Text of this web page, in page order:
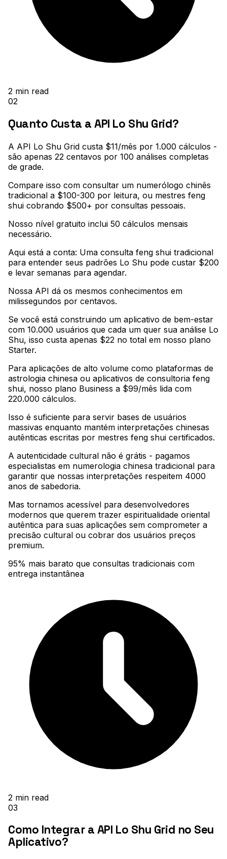
2 min read
02
Quanto Custa a API Lo Shu Grid?
A API Lo Shu Grid custa $11/mês por 1.000 cálculos -
são apenas 22 centavos por 100 análises completas
de grade.
Compare isso com consultar um numerólogo chinês
tradicional a $100-300 por leitura, ou mestres feng
shui cobrando $500+ por consultas pessoais.
Nosso nível gratuito inclui 50 cálculos mensais
necessário.
Aqui está a conta: Uma consulta feng shui tradicional
para entender seus padrões Lo Shu pode custar $200
e levar semanas para agendar.
Nossa API dá os mesmos conhecimentos em
milissegundos por centavos.
Se você está construindo um aplicativo de bem-estar
com 10.000 usuários que cada um quer sua análise Lo
Shu, isso custa apenas $22 no total em nosso plano
Starter.
Para aplicações de alto volume como plataformas de
astrologia chinesa ou aplicativos de consultoria feng
shui, nosso plano Business a $99/mês lida com
220.000 cálculos.
Isso é suficiente para servir bases de usuários
massivas enquanto mantém interpretações chinesas
autênticas escritas por mestres feng shui certificados.
A autenticidade cultural não é grátis - pagamos
especialistas em numerologia chinesa tradicional para
garantir que nossas interpretações respeitem 4000
anos de sabedoria.
Mas tornamos acessível para desenvolvedores
modernos que querem trazer espiritualidade oriental
autêntica para suas aplicações sem comprometer a
precisão cultural ou cobrar dos usuários preços
premium.
95% mais barato que consultas tradicionais com
entrega instantânea
2 min read
03
Como Integrar a API Lo Shu Grid no Seu
Aplicativo?